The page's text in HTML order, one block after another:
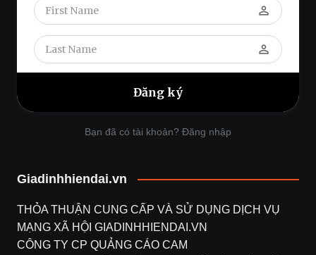
perm_identity
perm_identity
Bạn đã có tài khoản? Đăng nhập
Giadinhhiendai.vn
THỎA THUẬN CUNG CẤP VÀ SỬ DỤNG DỊCH VỤ
MẠNG XÃ HỘI GIADINHHIENDAI.VN
CÔNG TY CP QUẢNG CÁO CAM